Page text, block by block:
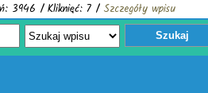
3946 / Kliknięć: 7 / Szczegóły wpisu
Szukaj